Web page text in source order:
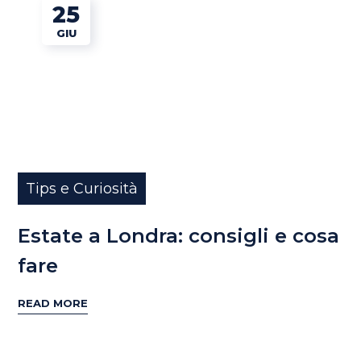
25
GIU
Tips e Curiosità
Estate a Londra: consigli e cosa
fare
READ MORE